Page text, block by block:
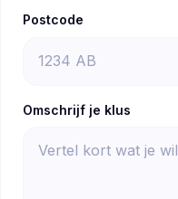
Postcode
Omschrijf je klus